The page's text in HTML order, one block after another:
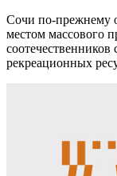
Сочи по-прежнему
местом массового
соотечественников
рекреационных